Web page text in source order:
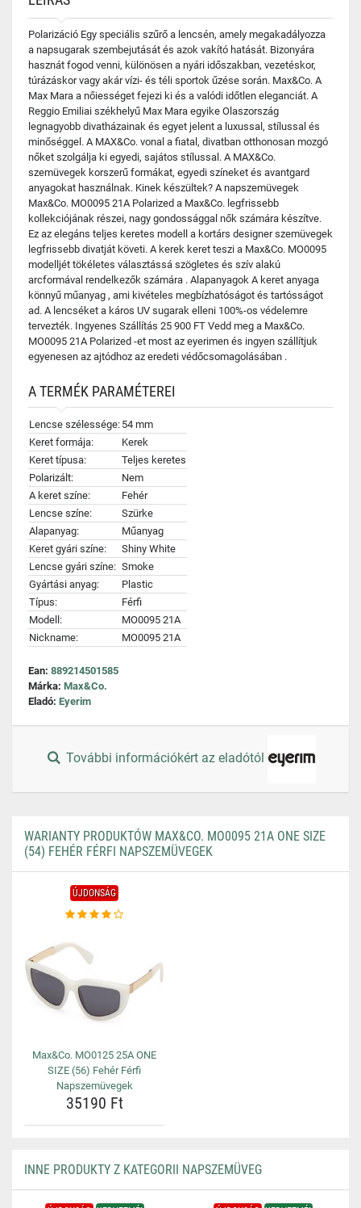
Polarizáció Egy speciális szűrő a lencsén, amely megakadályozza
a napsugarak szembejutását és azok vakító hatását. Bizonyára
hasznát fogod venni, különösen a nyári időszakban, vezetéskor,
túrázáskor vagy akár vízi- és téli sportok űzése során. Max&Co. A
Max Mara a nőiességet fejezi ki és a valódi időtlen eleganciát. A
Reggio Emiliai székhelyű Max Mara egyike Olaszország
legnagyobb divatházainak és egyet jelent a luxussal, stílussal és
minőséggel. A MAX&Co. vonal a fiatal, divatban otthonosan mozgó
nőket szolgálja ki egyedi, sajátos stílussal. A MAX&Co.
szemüvegek korszerű formákat, egyedi színeket és avantgard
anyagokat használnak. Kinek készültek? A napszemüvegek
Max&Co. MO0095 21A Polarized a Max&Co. legfrissebb
kollekciójának részei, nagy gondossággal nők számára készítve.
Ez az elegáns teljes keretes modell a kortárs designer szemüvegek
legfrissebb divatját követi. A kerek keret teszi a Max&Co. MO0095
modelljét tökéletes választássá szögletes és szív alakú
arcformával rendelkezők számára . Alapanyagok A keret anyaga
könnyű műanyag , ami kivételes megbízhatóságot és tartósságot
ad. A lencséket a káros UV sugarak elleni 100%-os védelemre
tervezték. Ingyenes Szállítás 25 900 FT Vedd meg a Max&Co.
MO0095 21A Polarized -et most az eyerimen és ingyen szállítjuk
egyenesen az ajtódhoz az eredeti védőcsomagolásában .
A TERMÉK PARAMÉTEREI
Lencse szélessége: 54 mm
Keret formája:
Kerek
Keret típusa:
Teljes keretes
Polarizált:
Nem
A keret színe:
Fehér
Lencse színe:
Szürke
Alapanyag:
Műanyag
Keret gyári színe:
Shiny White
Lencse gyári színe: Smoke
Gyártási anyag:
Plastic
Típus:
Férfi
Modell:
MO0095 21A
Nickname:
MO0095 21A
Ean: 889214501585
Márka: Max&Co.
Eladó: Eyerim
További információkért az eladótól
WARIANTY PRODUKTÓW MAX&CO. MO0095 21A ONE SIZE
(54) FEHÉR FÉRFI NAPSZEMÜVEGEK
ÚJDONSÁG
Max&Co. MO0125 25A ONE
SIZE (56) Fehér Férfi
Napszemüvegek
35190 Ft
INNE PRODUKTY Z KATEGORII NAPSZEMÜVEG